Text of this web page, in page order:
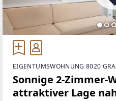
EIGENTUMSWOHNUNG 8020
Sonnige 2-Zimmer-
attraktiver Lage